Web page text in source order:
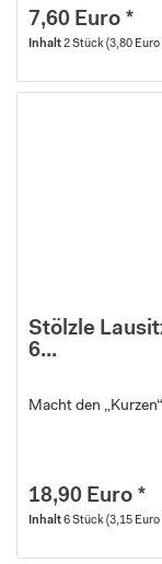
7,60 Euro *
Inhalt2 Stück(3,80
Stölzle
6...
Macht den
18,90 Euro *
Inhalt6 Stück(3,15